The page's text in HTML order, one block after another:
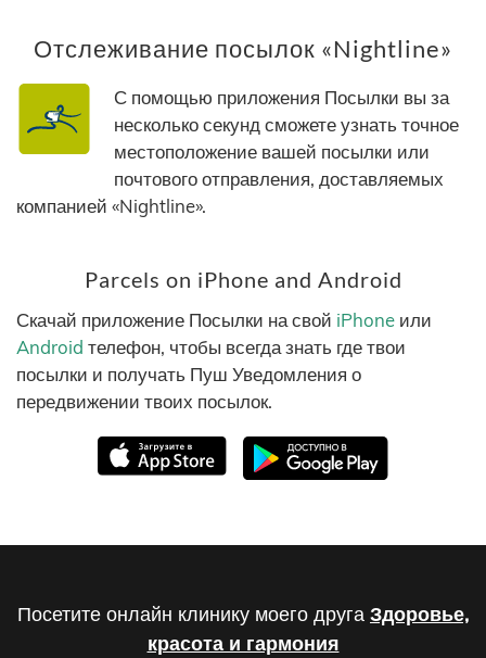
Отслеживание посылок «Nightline»
С помощью приложения Посылки вы за
несколько секунд сможете узнать точное
местоположение вашей посылки или
почтового отправления, доставляемых
компанией «Nightline».
Parcels on iPhone and Android
Скачай приложение Посылки на свой iPhone или
Android телефон, чтобы всегда знать где твои
посылки и получать Пуш Уведомления о
передвижении твоих посылок.
Посетите онлайн клинику моего друга Здоровье,
красота и гармония